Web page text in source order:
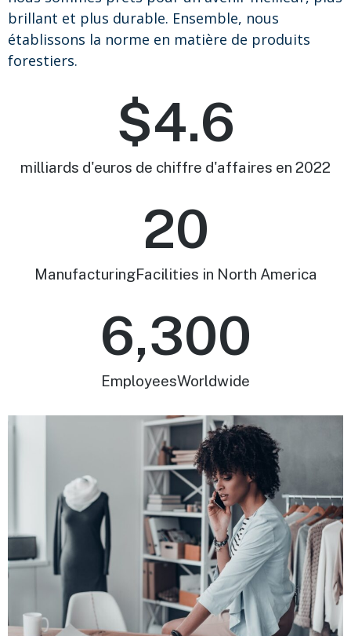
brillant et plus durable. Ensemble, nous
établissons la norme en matière de produits
forestiers.
milliards d'euros de chiffre d'affaires en 2022
$4.6
ManufacturingFacilities in North America
20
EmployeesWorldwide
6,300